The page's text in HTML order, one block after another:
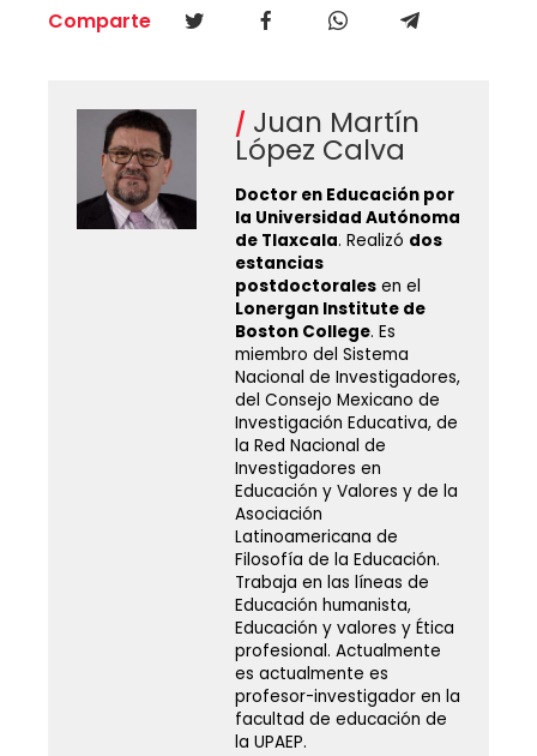
Comparte
Juan Martín
López Calva
Doctor en Educación por
la Universidad Autónoma
de Tlaxcala. Realizó dos
estancias
postdoctoralesen el
Lonergan Institute de
Boston College. Es
miembro del Sistema
Nacional de Investigadores,
del Consejo Mexicano de
Investigación Educativa, de
la Red Nacional de
Investigadores en
Educación y Valores y de la
Asociación
Latinoamericana de
Filosofía de la Educación.
Trabaja en las líneas de
Educación humanista,
Educación y valores y Ética
profesional. Actualmente
es actualmente es
profesor-investigador en la
facultad de educación de
la UPAEP.